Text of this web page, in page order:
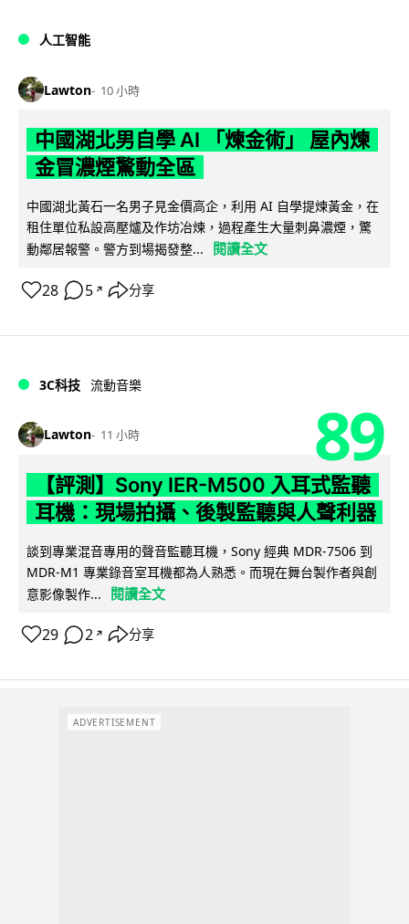
人工智能
Lawton 10 小時
中國湖北男自學 AI 「煉金術」 屋內煉
金冒濃煙驚動全區
中國湖北黃石一名男子見金價高企，利用 AI 自學提煉黃金，在
租住單位私設高壓爐及作坊冶煉，過程產生大量刺鼻濃煙，驚
動鄰居報警。警方到場揭發整...
閱讀全文
28 5 ↗ 分享
3C科技 流動音樂
Lawton 11 小時 89
【評測】Sony IER-M500 入耳式監聽
耳機：現場拍攝、後製監聽與人聲利器
談到專業混音專用的聲音監聽耳機，Sony 經典 MDR-7506 到
MDR-M1 專業錄音室耳機都為人熟悉。而現在舞台製作者與創
意影像製作...
閱讀全文
29 2 ↗ 分享
ADVERTISEMENT